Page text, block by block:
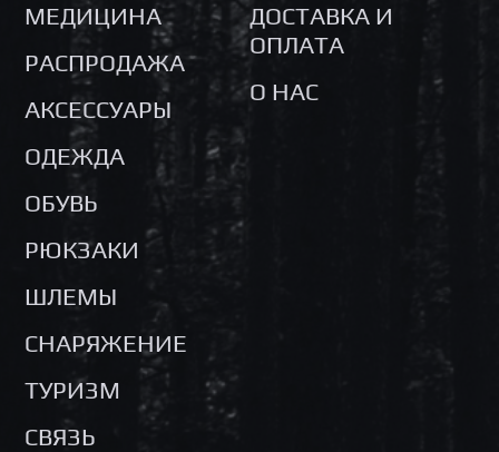
МЕДИЦИНА
РАСПРОДАЖА
АКСЕССУАРЫ
ОДЕЖДА
ОБУВЬ
РЮКЗАКИ
ШЛЕМЫ
СНАРЯЖЕНИЕ
ТУРИЗМ
СВЯЗЬ
ДОСТАВКА И
ОПЛАТА
О НАС